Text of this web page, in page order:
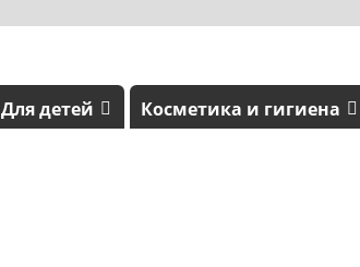
Для детей Косметика и гигиена